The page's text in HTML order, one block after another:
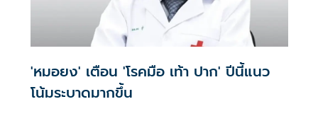
'หมอยง' เตือน 'โรคมือ เท้า ปาก' ปีนี้แนว
โน้มระบาดมากขึ้น